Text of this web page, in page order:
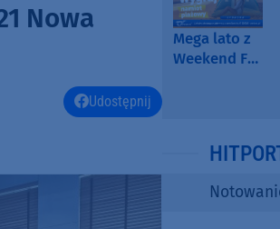
Nowa
Udostępnij
Mega lato z
Weekend FM